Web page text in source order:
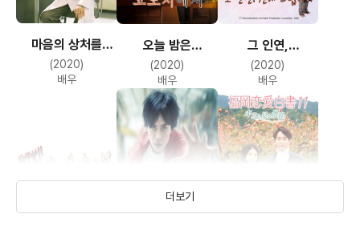
마음의 상처를
치유하는 것
(2020)
배우
오늘 밤은
코노지에서
(2020)
배우
그 인연,
전해드립니다
(2020)
배우
더보기